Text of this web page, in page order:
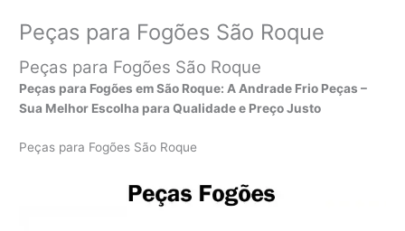
Peças para Fogões São Roque
Peças para Fogões São Roque
Peças para Fogões em São Roque: A Andrade Frio Peças –
Sua Melhor Escolha para Qualidade e Preço Justo
Peças para Fogões São Roque